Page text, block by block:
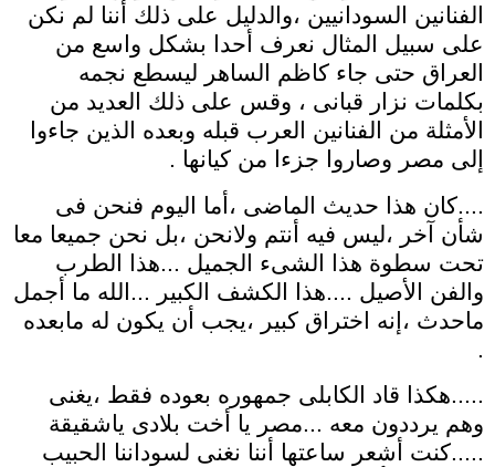
الفنانين السودانيين ،والدليل على ذلك أننا لم نكن
على سبيل المثال نعرف أحدا بشكل واسع من
العراق حتى جاء كاظم الساهر ليسطع نجمه
بكلمات نزار قبانى ، وقس على ذلك العديد من
الأمثلة من الفنانين العرب قبله وبعده الذين جاءوا
إلى مصر وصاروا جزءا من كيانها .
....كان هذا حديث الماضى ،أما اليوم فنحن فى
شأن آخر ،ليس فيه أنتم ولانحن ،بل نحن جميعا معا
تحت سطوة هذا الشىء الجميل ...هذا الطرب
والفن الأصيل ....هذا الكشف الكبير ...الله ما أجمل
ماحدث ،إنه اختراق كبير ،يجب أن يكون له مابعده
.....هكذا قاد الكابلى جمهوره بعوده فقط ،يغنى
وهم يرددون معه ...مصر يا أخت بلادى ياشقيقة
.....كنت أشعر ساعتها أننا نغنى لسوداننا الحبيب